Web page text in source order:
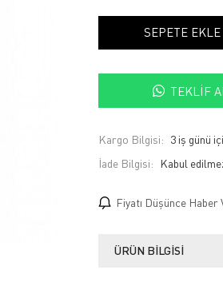
SEPETE EKLE
TEKLIF AL
Kargo Bilgisi: 3 iş günü
İade Bilgisi:
Fiyatı Düşünce Haber
ÜRÜN BILGISI